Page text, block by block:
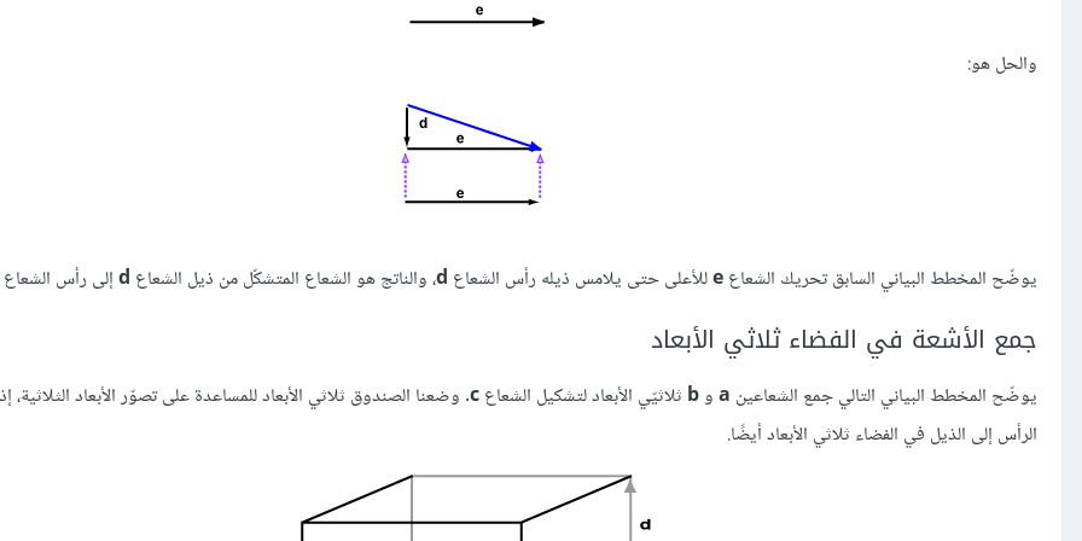
والحل هو:
يوضّح المخطط البياني السابق تحريك الشعاعeللأعلى حتى يلامس ذيله رأس الشعاع d، والناتج هو الشعاع المتشكّل من ذيل الشعاع dإلى رأس الشعاع
جمع الأشعة في الفضاء ثلاثي الأبعاد
يوضّح المخطط البياني التالي جمع الشعاعين aوb ثلاثيّي الأبعاد لتشكيل الشعاعc. وضعنا الصندوق ثلاثي الأبعاد للمساعدة على تصوّر الأبعاد الثلاثية،
الرأس إلى الذيل في الفضاء ثلاثي الأبعاد أيضًا.